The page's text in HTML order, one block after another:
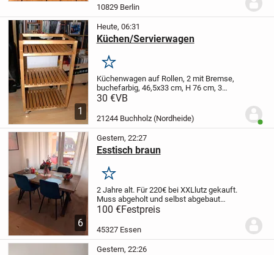
10829 Berlin
1
Heute, 06:31
Küchen/Servierwagen
Merken
Küchenwagen auf Rollen, 2 mit Bremse,
buchefarbig, 46,5x33 cm, H 76 cm, 3
Ebenen , obere Ebene mit umlaufender
30 €VB
21244 Buchholz (Nordheide)
6
Gestern, 22:27
Esstisch braun
Merken
2 Jahre alt. Für 220€ bei XXLlutz gekauft.
Muss abgeholt und selbst abgebaut
werden.Maße kann man auf dem Bild
100 €Festpreis
45327 Essen
Gestern, 22:26